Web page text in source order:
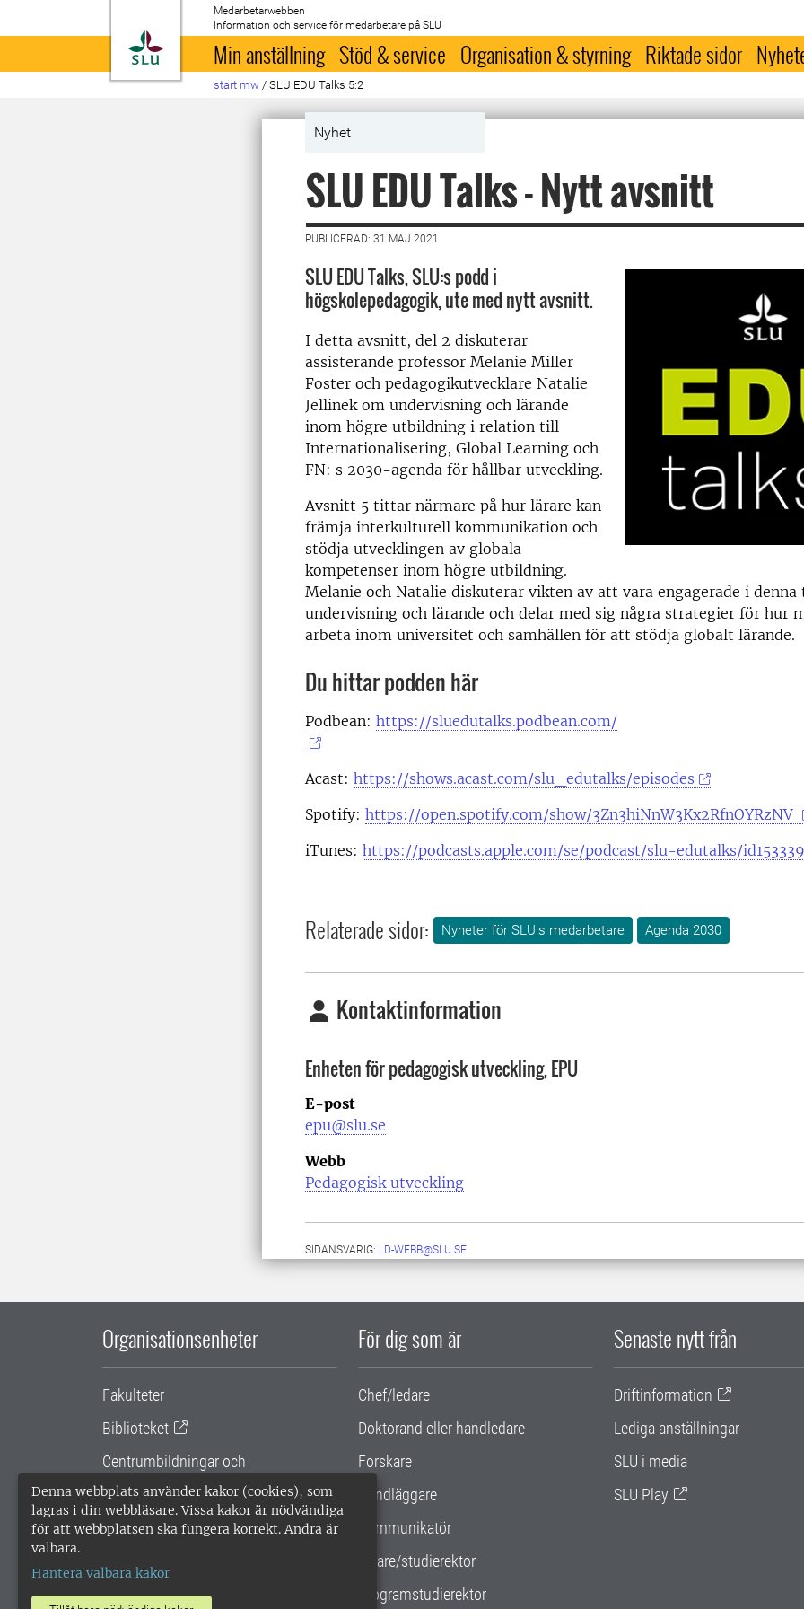
Denna webbplats använder kakor (cookies), som
lagras i din webbläsare. Vissa kakor är nödvändiga
för att webbplatsen ska fungera korrekt. Andra är
valbara.
Hantera valbara kakor
Till startsida
Medarbetarwebben
Information och service för medarbetare på SLU
Min anställning Stöd & service Organisation & styrning Riktade sidor
start mw / SLU EDU Talks 5:2
Nyhet
SLU EDU Talks - Nytt avsnitt
PUBLICERAD: 31 MAJ 2021
SLU EDU Talks, SLU:s podd i
högskolepedagogik, ute med nytt avsnitt.
I detta avsnitt, del 2 diskuterar
assisterande professor Melanie Miller
Foster och pedagogikutvecklare Natalie
Jellinek om undervisning och lärande
inom högre utbildning i relation till
Internationalisering, Global Learning och
FN: s 2030-agenda för hållbar utveckling.
Avsnitt 5 tittar närmare på hur lärare kan
främja interkulturell kommunikation och
stödja utvecklingen av globala
kompetenser inom högre utbildning.
Melanie och Natalie diskuterar vikten av att vara engagerade i denna
undervisning och lärande och delar med sig några strategier för hur
arbeta inom universitet och samhällen för att stödja globalt lärande.
Du hittar podden här
Podbean: https://sluedutalks.podbean.com/
Acast: https://shows.acast.com/slu_edutalks/episodes
Spotify: https://open.spotify.com/show/3Zn3hiNnW3Kx2RfnOYRzNV
iTunes: https://podcasts.apple.com/se/podcast/slu-edutalks/
Relaterade sidor: Nyheter för SLU:s medarbetare Agenda 2030
Kontaktinformation
Enheten för pedagogisk utveckling, EPU
E-post
epu@slu.se
Webb
Pedagogisk utveckling
SIDANSVARIG: LD-WEBB@SLU.SE
Organisationsenheter
Fakulteter
Biblioteket
Centrumbildningar och
samarbetsprojekt
Gemensamma verksamhetsstödet
För dig som är
Chef/ledare
Doktorand eller handledare
Forskare
Handläggare
Kommunikatör
Lärare/studierektor
Programstudierektor
Senaste nytt från
Driftinformation
Lediga anställningar
SLU i media
SLU Play